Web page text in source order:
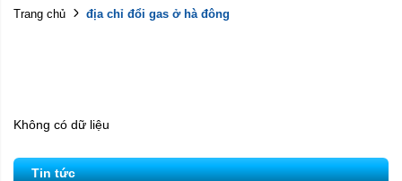
Trang chủ địa chỉ đổi gas ở hà đông
Không có dữ liệu
Tin tức